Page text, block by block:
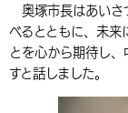
英語（
中国語（繁
環境・衛生
選挙
都市整備
施設情報
相談・支援・情報
観光・移住
観光なび
遊ぶ・体験する
市政情報
中津市について
奥塚市長はあいさ
べるとともに、未来
とを心から期待し
すと話しました。